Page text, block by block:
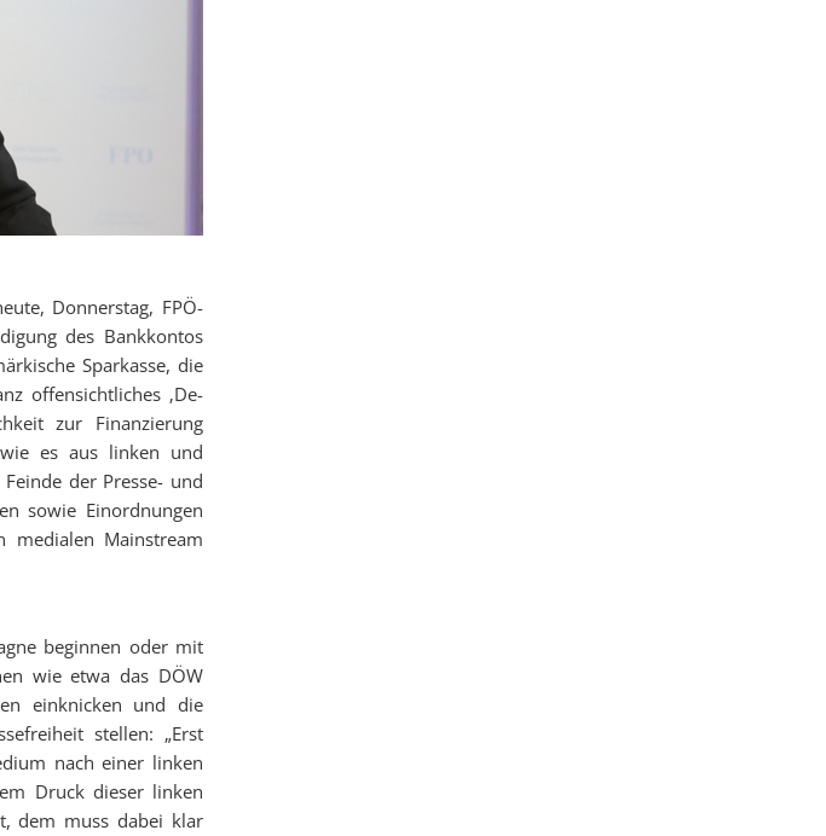
Donnerstag, FPÖ-
des Bankkontos
Sparkasse, die
offensichtliches ‚De-
zur Finanzierung
es aus linken und
der Presse- und
sowie Einordnungen
medialen Mainstream
beginnen oder mit
wie etwa das DÖW
einknicken und die
stellen: „Erst
nach einer linken
Druck dieser linken
dem muss dabei klar